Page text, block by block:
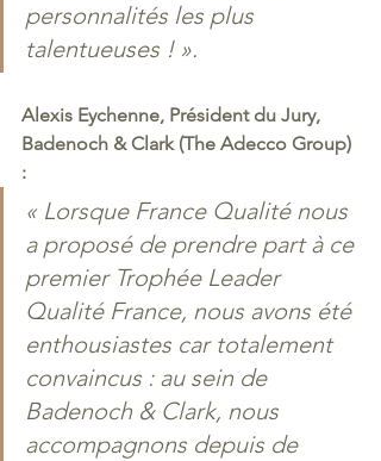
personnalités les plus
talentueuses ! ».
Alexis Eychenne, Président du Jury,
Badenoch & Clark (The Adecco Group)
:
« Lorsque France Qualité nous
a proposé de prendre part à ce
premier Trophée Leader
Qualité France, nous avons été
enthousiastes car totalement
convaincus : au sein de
Badenoch & Clark, nous
accompagnons depuis de